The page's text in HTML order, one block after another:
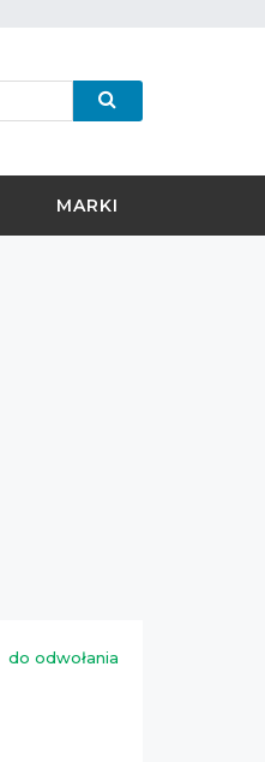
MARKI
do odwołania